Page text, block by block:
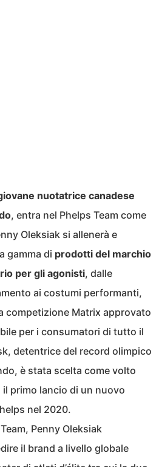
nuotatrice canadese
, entra nel Phelps Team come
Oleksiak si allenerà e
gamma di prodotti del marchio
per gli agonisti, dalle
ai costumi performanti,
competizione Matrix approvato
per i consumatori di tutto il
detentrice del record olimpico
è stata scelta come volto
primo lancio di un nuovo
nel 2020.
Penny Oleksiak
il brand a livello globale